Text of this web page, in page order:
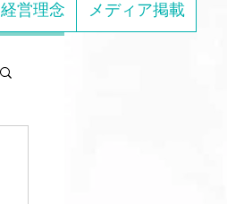
経営理念 メディア掲載